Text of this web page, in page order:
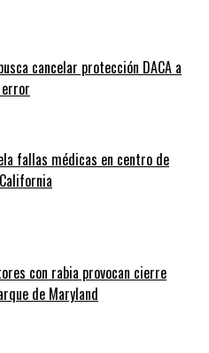
cancelar protección DACA a
fallas médicas en centro de
con rabia provocan cierre
de Maryland